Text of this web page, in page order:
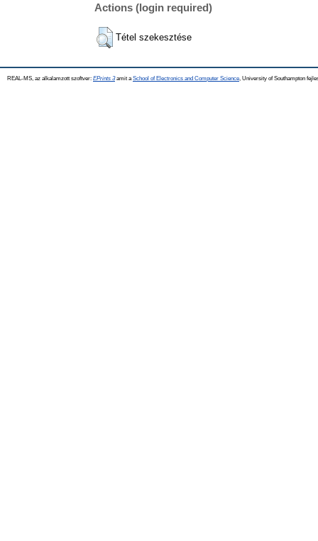
Actions (login required)
Tétel szekesztése
REAL-MS, az alkalamzott szoftver: EPrints 3amit a School of Electronics and Computer Science , University of Southampton